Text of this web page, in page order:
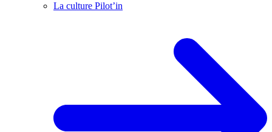
La culture Pilot’in